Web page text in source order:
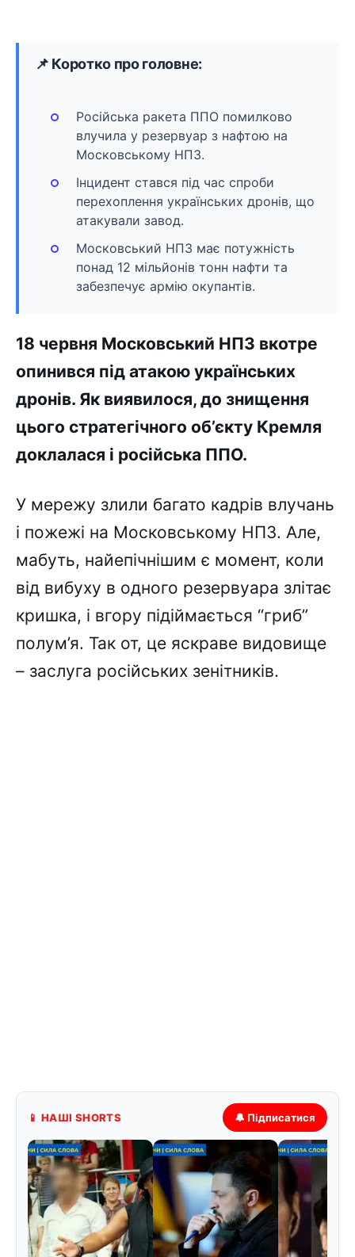
📌 Коротко про головне:
Російська ракета ППО помилково
влучила у резервуар з нафтою на
Московському НПЗ.
Інцидент стався під час спроби
перехоплення українських дронів, що
атакували завод.
Московський НПЗ має потужність
понад 12 мільйонів тонн нафти та
забезпечує армію окупантів.
18 червня Московський НПЗ вкотре
опинився під атакою українських
дронів. Як виявилося, до знищення
цього стратегічного об’єкту Кремля
доклалася і російська ППО.
У мережу злили багато кадрів влучань
і пожежі на Московському НПЗ. Але,
мабуть, найепічнішим є момент, коли
від вибуху в одного резервуара злітає
кришка, і вгору підіймається “гриб”
полум’я. Так от, це яскраве видовище
– заслуга російських зенітників.
📱 НАШІ SHORTS 🔔 Підписатися